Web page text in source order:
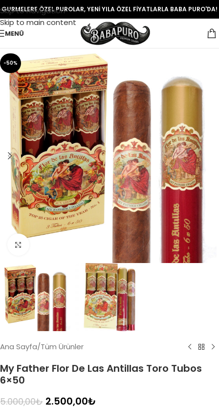
Skip to navigation
Skip to main content
GURMELERE ÖZEL PUROLAR, YENİ YILA ÖZEL FİYATLARLA BABA PURO'DA!
MENÜ
-50%
Ana Sayfa/Tüm Ürünler
My Father Flor De Las Antillas Toro Tubos
6×50
5.000,00₺ 2.500,00₺